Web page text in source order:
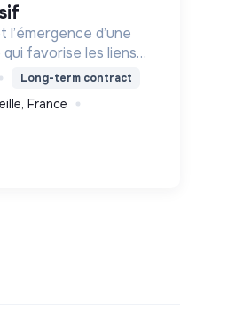
d’une
favorise les liens
accompagner le
et agir contre
Long-term contract
France